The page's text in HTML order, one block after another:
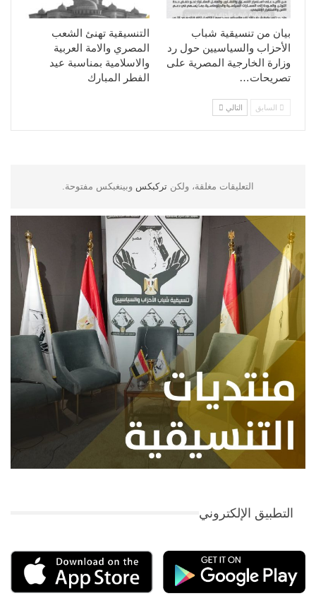
التنسيقية تهنئ الشعب
المصري والامة العربية
والاسلامية بمناسبة عيد
الفطر المبارك
بيان من تنسيقية شباب
الأحزاب والسياسيين حول رد
وزارة الخارجية المصرية على
تصريحات…
السابق التالي
التعليقات مغلقة، ولكن تركبكس وبينغبكس مفتوحة.
التطبيق الإلكتروني